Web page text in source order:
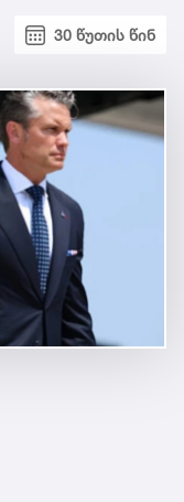
30 წუთის წინ